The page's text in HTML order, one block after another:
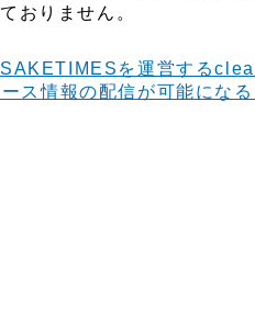
おりません。
を運営する
ス情報の配信が可能にな